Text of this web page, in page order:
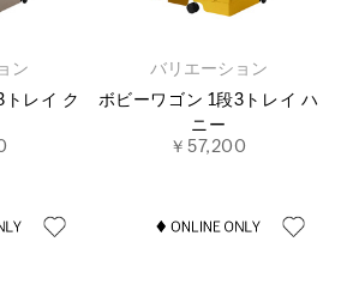
ン
レイ ク
バリエーション
ボビーワゴン 1段3トレイ ハ
ニー
￥57,200